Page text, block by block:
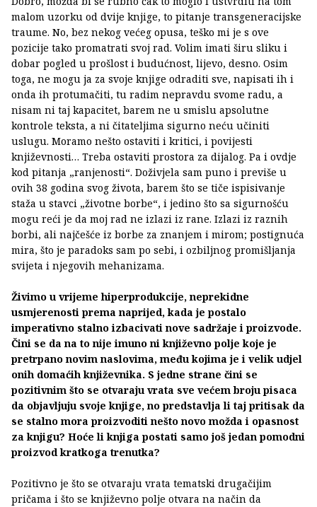
malom uzorku od dvije knjige, to pitanje transgeneracijske
traume. No, bez nekog većeg opusa, teško mi je s ove
pozicije tako promatrati svoj rad. Volim imati širu sliku i
dobar pogled u prošlost i budućnost, lijevo, desno. Osim
toga, ne mogu ja za svoje knjige odraditi sve, napisati ih i
onda ih protumačiti, tu radim nepravdu svome radu, a
nisam ni taj kapacitet, barem ne u smislu apsolutne
kontrole teksta, a ni čitateljima sigurno neću učiniti
uslugu. Moramo nešto ostaviti i kritici, i povijesti
književnosti… Treba ostaviti prostora za dijalog. Pa i ovdje
kod pitanja „ranjenosti“. Doživjela sam puno i previše u
ovih 38 godina svog života, barem što se tiče ispisivanje
staža u stavci „životne borbe“, i jedino što sa sigurnošću
mogu reći je da moj rad ne izlazi iz rane. Izlazi iz raznih
borbi, ali najčešće iz borbe za znanjem i mirom; postignuća
mira, što je paradoks sam po sebi, i ozbiljnog promišljanja
svijeta i njegovih mehanizama.
Živimo u vrijeme hiperprodukcije, neprekidne
usmjerenosti prema naprijed, kada je postalo
imperativno stalno izbacivati nove sadržaje i proizvode.
Čini se da na to nije imuno ni književno polje koje je
pretrpano novim naslovima, među kojima je i velik udjel
onih domaćih književnika. S jedne strane čini se
pozitivnim što se otvaraju vrata sve većem broju pisaca
da objavljuju svoje knjige, no predstavlja li taj pritisak da
se stalno mora proizvoditi nešto novo možda i opasnost
za knjigu? Hoće li knjiga postati samo još jedan pomodni
proizvod kratkoga trenutka?
Pozitivno je što se otvaraju vrata tematski drugačijim
pričama i što se književno polje otvara na način da